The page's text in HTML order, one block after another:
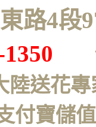
東路4
1350
陸送花
付寶儲